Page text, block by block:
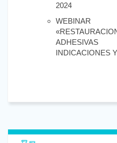
2024
INDICACIONES